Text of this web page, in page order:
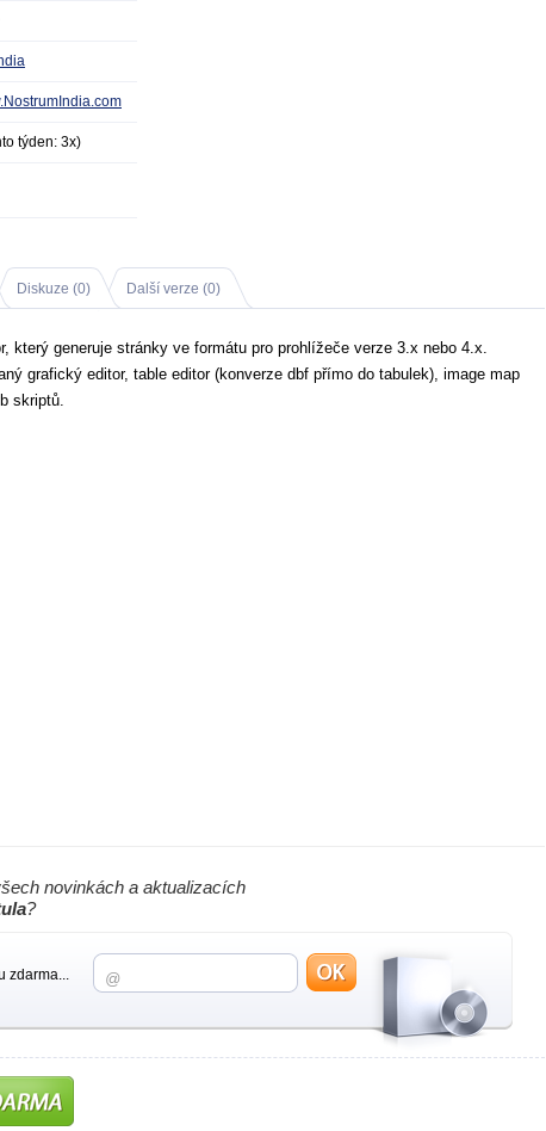
týden: 3x)
Diskuze (0) Další verze (0)
který generuje stránky ve formátu pro prohlížeče verze 3.x nebo 4.x.
grafický editor, table editor (konverze dbf přímo do tabulek), image map
skriptů.
novinkách a aktualizacích
?
zdarma...